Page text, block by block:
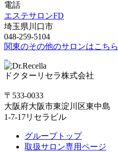
電話
エステサロンFD
埼玉県川口市
048-259-5104
関東のその他のサロンはこちら
ドクターリセラ株式会社
〒533-0033
大阪府大阪市東淀川区東中島
1-7-17リセラビル
グループトップ
取扱サロン専用ページ